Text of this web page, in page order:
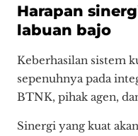
Harapan
labuan bajo
Keberhasilan sistem
sepenuhnya pada
BTNK, pihak agen,
Sinergi yang kuat